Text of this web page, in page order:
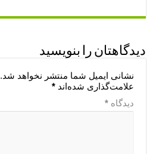
دیدگاهتان را بنویسید
نشانی ایمیل شما منتشر نخواهد شد.
علامت‌گذاری شده‌اند*
دیدگاه*